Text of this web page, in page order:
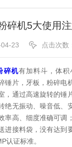
碎机5大使用
23 点击次数
碎机有加料斗，体
锤片，牙板，粉碎电
，通过高速旋转的锤
绝无振动、噪音低、
率高、细度准确可调
进接料袋，没有达到
认证标准。